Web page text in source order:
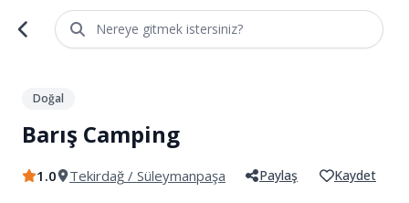
Nereye gitmek istersiniz?
/5
Doğal
Barış Camping
1.0 Tekirdağ / Süleymanpaşa Paylaş Kaydet